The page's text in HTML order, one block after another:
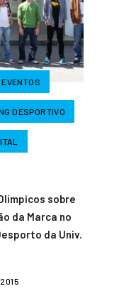
EVENTOS
DESPORTIVO
sobre
da Marca no
da Univ.